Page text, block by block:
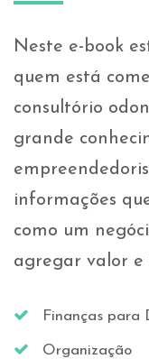
Neste e-book
quem está
consultório
grande
informações
como um
agregar valor
Finanças para
Organização